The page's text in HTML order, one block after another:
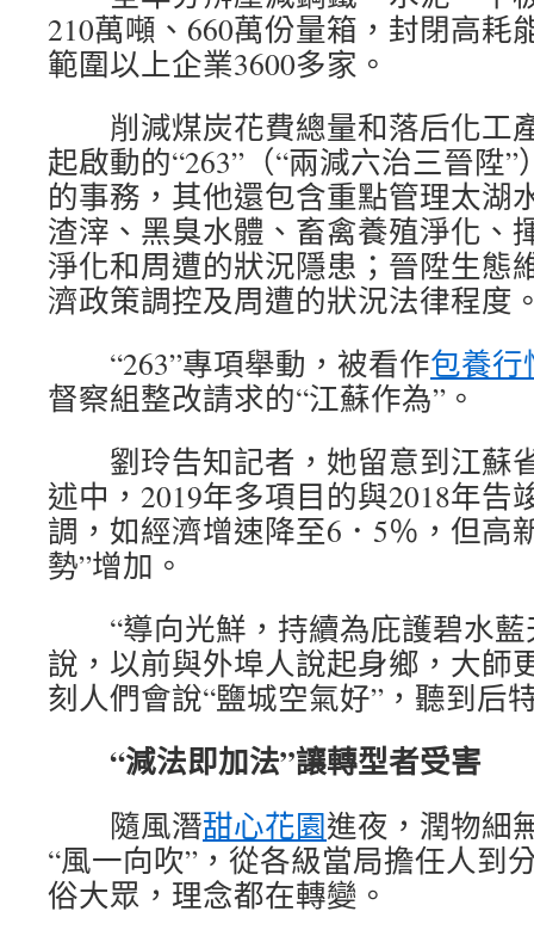
210萬噸、660萬份量箱，封閉高耗
範圍以上企業3600多家。
削減煤炭花費總量和落后化工
起啟動的“263”（“兩減六治三晉陞
的事務，其他還包含重點管理太湖
渣滓、黑臭水體、畜禽養殖淨化、
淨化和周遭的狀況隱患；晉陞生態
濟政策調控及周遭的狀況法律程度
“263”專項舉動，被看作包養行
督察組整改請求的“江蘇作為”。
劉玲告知記者，她留意到江蘇
述中，2019年多項目的與2018年告
調，如經濟增速降至6．5％，但高
勢”增加。
“導向光鮮，持續為庇護碧水藍
說，以前與外埠人說起身鄉，大師
刻人們會說“鹽城空氣好”，聽到后
“減法即加法”讓轉型者受害
隨風潛甜心花園進夜，潤物細
“風一向吹”，從各級當局擔任人到
俗大眾，理念都在轉變。